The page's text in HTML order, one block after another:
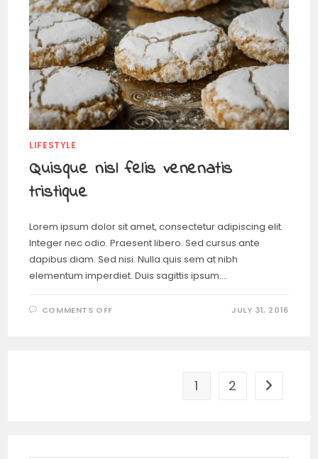
LIFESTYLE
Quisque nisl felis venenatis
tristique
Lorem ipsum dolor sit amet, consectetur adipiscing elit.
Integer nec odio. Praesent libero. Sed cursus ante
dapibus diam. Sed nisi. Nulla quis sem at nibh
elementum imperdiet. Duis sagittis ipsum.…
COMMENTS OFF JULY 31, 2016
1 2